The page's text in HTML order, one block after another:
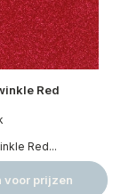
Red
Red...
voor prijzen